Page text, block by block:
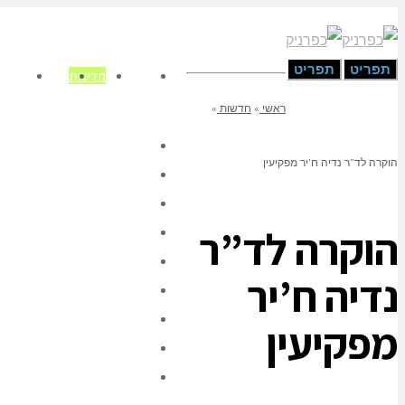
תפריט תפריט דף הבית חדשות אירועים
ראשי » חדשות »
הוקרה לד”ר נדיה ח’יר מפקיעין
הוקרה לד”ר
נדיה ח’יר
מפקיעין